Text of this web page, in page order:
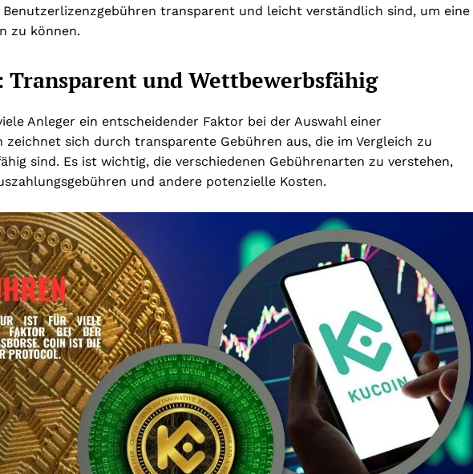
transparent und leicht verständlich sind, um eine
zu können.
Transparent und Wettbewerbsfähig
Anleger ein entscheidender Faktor bei der Auswahl einer
zeichnet sich durch transparente Gebühren aus, die im Vergleich zu
sind. Es ist wichtig, die verschiedenen Gebührenarten zu verstehen,
und andere potenzielle Kosten.